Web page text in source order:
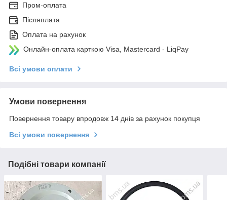
Пром-оплата
Післяплата
Оплата на рахунок
Онлайн-оплата карткою Visa, Mastercard - LiqPay
Всі умови оплати
Умови повернення
Повернення товару впродовж 14 днів за рахунок покупця
Всі умови повернення
Подібні товари компанії